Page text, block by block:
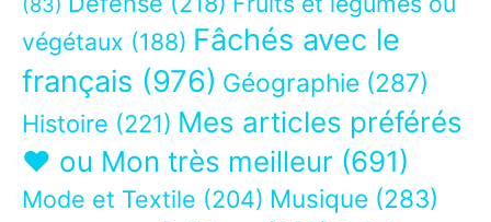
végétaux (188) Fâchés avec le
français (976) Géographie (287)
Histoire (221) Mes articles préférés
❤ ou Mon très meilleur (691)
Mode et Textile (204) Musique (283)